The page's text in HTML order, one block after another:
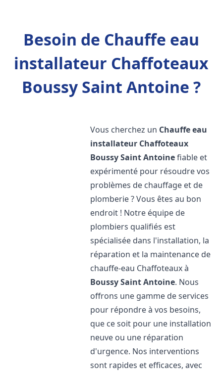
Besoin de Chauffe eau
installateur Chaffoteaux
Boussy Saint Antoine ?
Vous cherchez un Chauffe eau
installateur Chaffoteaux
Boussy Saint Antoinefiable et
expérimenté pour résoudre vos
problèmes de chauffage et de
plomberie ? Vous êtes au bon
endroit ! Notre équipe de
plombiers qualifiés est
spécialisée dans l'installation, la
réparation et la maintenance de
chauffe-eau Chaffoteaux à
Boussy Saint Antoine. Nous
offrons une gamme de services
pour répondre à vos besoins,
que ce soit pour une installation
neuve ou une réparation
d'urgence. Nos interventions
sont rapides et efficaces, avec